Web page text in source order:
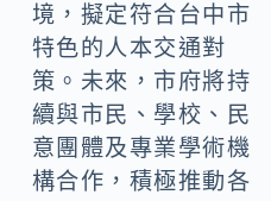
境，擬定符合台中市
特色的人本交通對
策。未來，市府將持
續與市民、學校、民
意團體及專業學術機
構合作，積極推動各